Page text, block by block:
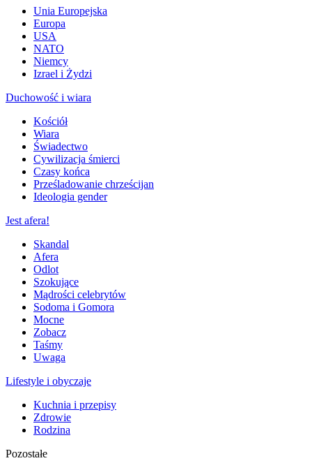
Unia Europejska
Europa
USA
NATO
Niemcy
Izrael i Żydzi
Duchowość i wiara
Kościół
Wiara
Świadectwo
Cywilizacja śmierci
Czasy końca
Prześladowanie chrześcijan
Ideologia gender
Jest afera!
Skandal
Afera
Odlot
Szokujące
Mądrości celebrytów
Sodoma i Gomora
Mocne
Zobacz
Taśmy
Uwaga
Lifestyle i obyczaje
Kuchnia i przepisy
Zdrowie
Rodzina
Pozostałe